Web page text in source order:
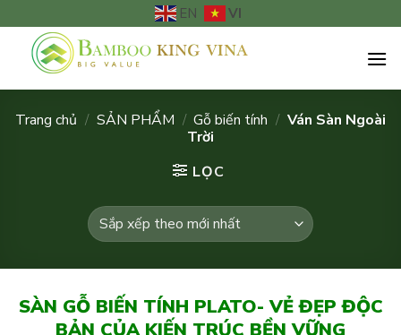
đến
EN VI
Trang chủ / SẢN PHẨM / Gỗ biến tính / Ván Sàn Ngoài
Trời
LỌC
SÀN GỖ BIẾN TÍNH PLATO- VẺ ĐẸP ĐỘC